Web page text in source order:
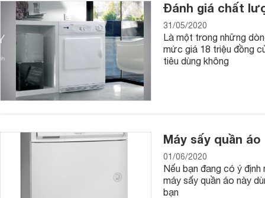
Đánh giá chất
31/05/2020
Là một trong những
mức giá 18 triệu đồng
tiêu dùng không
Máy sấy quần
01/06/2020
Nếu bạn đang có ý
máy sấy quần áo này
bạn